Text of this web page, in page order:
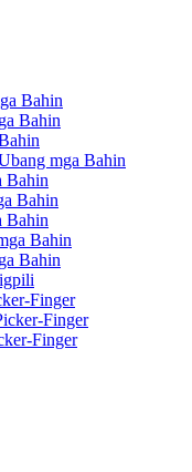
Bahin
Bahin
mga Bahin
Bahin
Bahin
Bahin
Bahin
Bahin
Finger
Finger
Finger